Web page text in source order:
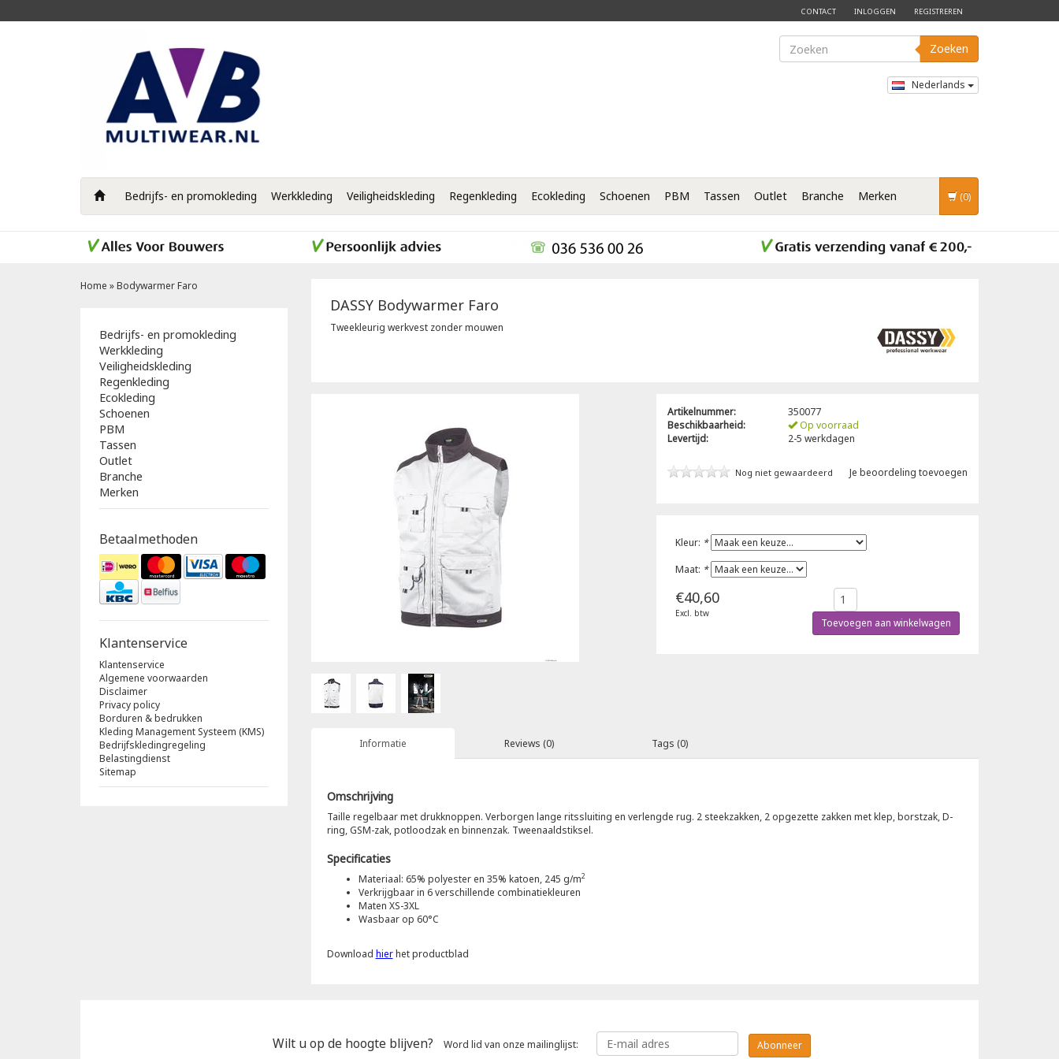
CONTACT INLOGGEN REGISTREREN
Zoeken
Nederlands
Bedrijfs- en promokleding Werkkleding Veiligheidskleding Regenkleding Ecokleding Schoenen PBM Tassen Outlet Branche Merken (0)
Home »Bodywarmer Faro
Bedrijfs- en promokleding
Werkkleding
Veiligheidskleding
Regenkleding
Ecokleding
Schoenen
PBM
Tassen
Outlet
Branche
Merken
Betaalmethoden
Klantenservice
Klantenservice
Algemene voorwaarden
Disclaimer
Privacy policy
Borduren & bedrukken
Kleding Management Systeem (KMS)
Bedrijfskledingregeling
Belastingdienst
Sitemap
DASSY Bodywarmer Faro
Tweekleurig werkvest zonder mouwen
Artikelnummer:
350077
Beschikbaarheid:
Op voorraad
Levertijd:
2-5 werkdagen
Nog niet gewaardeerd Je beoordeling toevoegen
Kleur: *
Maat: *
€40,60
Excl. btw
Informatie Reviews (0) Tags (0)
Omschrijving
Taille regelbaar met drukknoppen. Verborgen lange ritssluiting en verlengde rug. 2 steekzakken, 2 opgezette zakken met klep, borstzak, D-
ring, GSM-zak, potloodzak en binnenzak. Tweenaaldstiksel.
Specificaties
Materiaal: 65% polyester en 35% katoen, 245 g/m2
Verkrijgbaar in 6 verschillende combinatiekleuren
Maten XS-3XL
Wasbaar op 60°C
Download hierhet productblad
Wilt u op de hoogte blijven? Word lid van onze mailinglijst: Abonneer